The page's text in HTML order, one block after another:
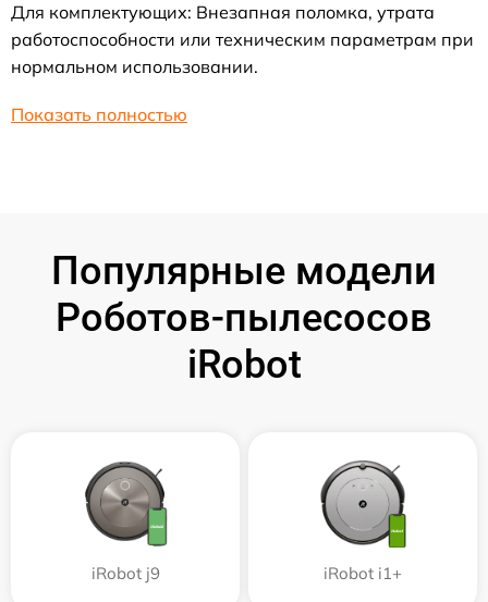
Для комплектующих: Внезапная поломка, утрата
работоспособности или техническим параметрам при
нормальном использовании.
Показать полностью
Популярные модели
Роботов-пылесосов
iRobot
iRobot j9 iRobot i1+